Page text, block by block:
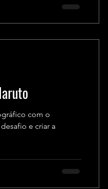
com o
e criar a